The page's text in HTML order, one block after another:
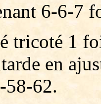
6-6-7
tricoté 1
en
58-62.